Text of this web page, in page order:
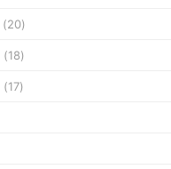
(20)
(18)
(17)